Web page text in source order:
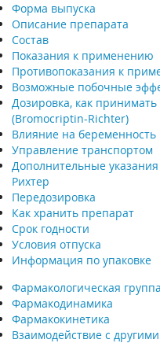
Форма выпуска
Описание препарата
Состав
Показания к применению
Противопоказания к
Возможные побочные
Дозировка, как
(Bromocriptin-Richter)
Влияние на беременность
Управление транспортом
Дополнительные
Рихтер
Передозировка
Как хранить препарат
Срок годности
Условия отпуска
Информация по упаковке
Фармакологическая группа
Фармакодинамика
Фармакокинетика
Взаимодействие с